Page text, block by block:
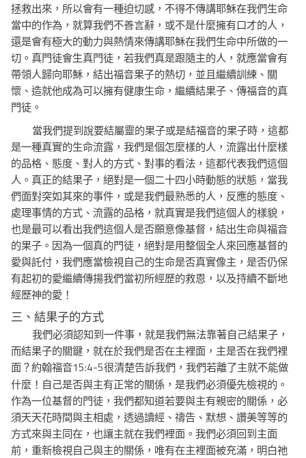
拯救出來，所以會有一種迫切感，不得不傳講耶穌在我們生命
當中的作為，就算我們不善言辭，或不是什麼擁有口才的人，
還是會有極大的動力與熱情來傳講耶穌在我們生命中所做的一
切。真門徒會生真門徒，若我們真是跟隨主的人，就應當會有
帶領人歸向耶穌，結出福音果子的熱切，並且繼續訓練、關
懷、造就他成為可以擁有健康生命，繼續結果子、傳福音的真
門徒。
當我們提到說要結屬靈的果子或是結福音的果子時，這都
是一種真實的生命流露，我們是個怎麼樣的人，流露出什麼樣
的品格、態度、對人的方式、對事的看法，這都代表我們這個
人。真正的結果子，絕對是一個二十四小時動態的狀態，當我
們面對突如其來的事件，或是我們最熟悉的人，反應的態度、
處理事情的方式、流露的品格，就真實是我們這個人的樣貌，
也是最可以看出我們這個人是否願意像基督，結出生命與福音
的果子。因為一個真的門徒，絕對是用整個全人來回應基督的
愛與託付，我們應當檢視自己的生命是否真實像主，是否仍保
有起初的愛繼續傳揚我們當初所經歷的救恩，以及持續不斷地
經歷神的愛！
三、結果子的方式
我們必須認知到一件事，就是我們無法靠著自己結果子，
而結果子的關鍵，就在於我們是否在主裡面，主是否在我們裡
面？約翰福音15:4-5很清楚告訴我們，我們若離了主就不能做
什麼！自己是否與主有正常的關係，是我們必須優先檢視的。
作為一位基督的門徒，我們都知道若要與主有親密的關係，必
須天天花時間與主相處，透過讀經、禱告、默想、讚美等等的
方式來與主同在，也讓主就在我們裡面。我們必須回到主面
前，重新檢視自己與主的關係，唯有在主裡面被充滿，明白祂